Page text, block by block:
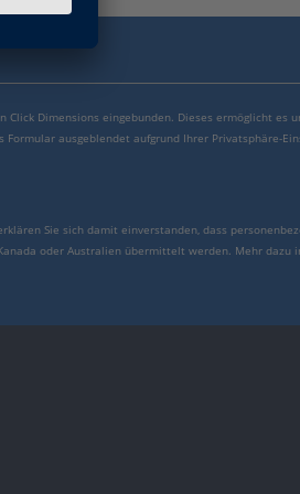
Click Dimensions eingebunden. Dieses ermöglicht es
ausgeblendet aufgrund Ihrer Privatsphäre-
Sie sich damit einverstanden, dass
oder Australien übermittelt werden. Mehr dazu